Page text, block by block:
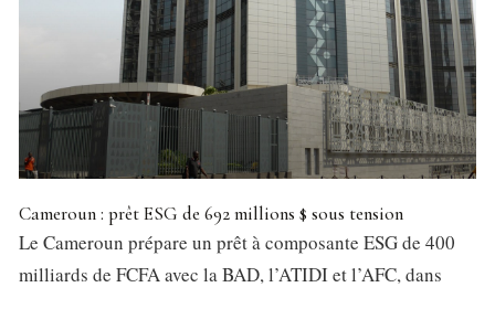
Cameroun : prêt ESG de 692 millions $ sous tension
Le Cameroun prépare un prêt à composante ESG de 400
milliards de FCFA avec la BAD, l’ATIDI et l’AFC, dans